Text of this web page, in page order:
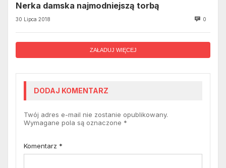
Nerka damska najmodniejszą torbą
30 Lipca 2018 0
ZAŁADUJ WIĘCEJ
DODAJ KOMENTARZ
Twój adres e-mail nie zostanie opublikowany.
Wymagane pola są oznaczone *
Komentarz *